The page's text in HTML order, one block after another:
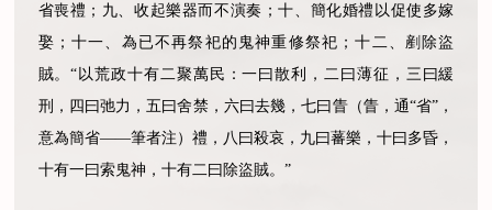
省喪禮；九、收起樂器而不演奏；十、簡化婚禮以促使多嫁
娶；十一、為已不再祭祀的鬼神重修祭祀；十二、剷除盜
賊。“以荒政十有二聚萬民：一曰散利，二曰薄征，三曰緩
刑，四曰弛力，五曰舍禁，六曰去幾，七曰眚（眚，通“省”，
意為簡省——筆者注）禮，八曰殺哀，九曰蕃樂，十曰多昏，
十有一曰索鬼神，十有二曰除盜賊。”